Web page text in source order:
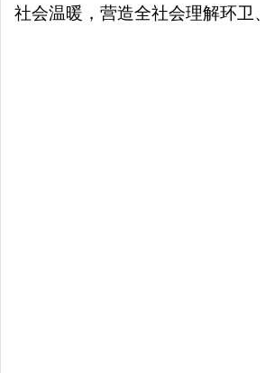
社会温暖，营造全社会理解环卫